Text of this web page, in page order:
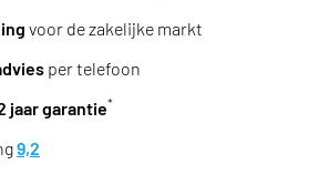
voor de zakelijke markt
per telefoon
jaar garantie*
9,2